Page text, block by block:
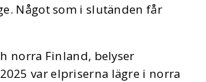
Något som i slutänden får
norra Finland, belyser
var elpriserna lägre i norra